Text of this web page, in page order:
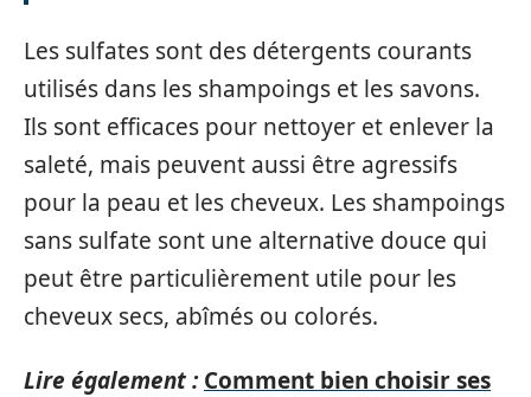
Les sulfates sont des détergents courants
utilisés dans les shampoings et les savons.
Ils sont efficaces pour nettoyer et enlever la
saleté, mais peuvent aussi être agressifs
pour la peau et les cheveux. Les shampoings
sans sulfate sont une alternative douce qui
peut être particulièrement utile pour les
cheveux secs, abîmés ou colorés.
Lire également : Comment bien choisir ses